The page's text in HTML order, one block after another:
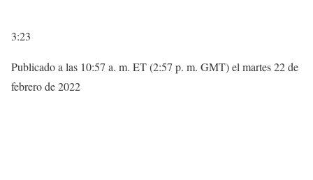
3:23
Publicado a las 10:57 a. m. ET (2:57 p. m. GMT) el martes 22 de
febrero de 2022